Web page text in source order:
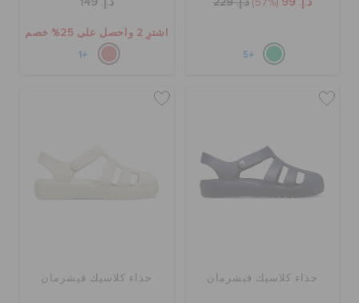
د.إ. 99 (57%) د.إ. 229
+5
د.إ. 149
اشترِ 2 واحصل على 25% خصم
+1
حذاء كلاسيك فيشرمان حذاء كلاسيك فيشرمان